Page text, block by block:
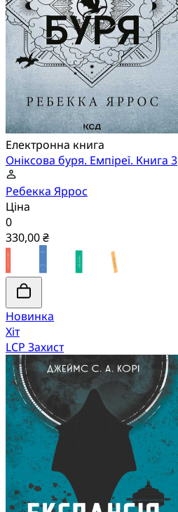
Електронна книга
Оніксова буря. Емпіреї. Книга 3
Ребекка Яррос
Ціна
0
330,00 ₴
Новинка
Хіт
LCP Захист